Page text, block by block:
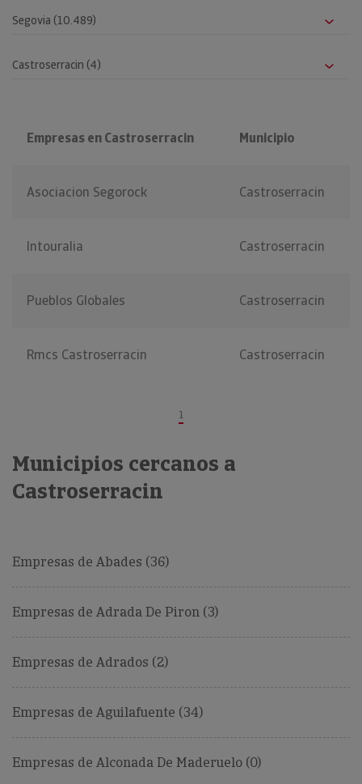
Empresas en Castroserracin Municipio
Asociacion Segorock Castroserracin
Intouralia Castroserracin
Pueblos Globales Castroserracin
Rmcs Castroserracin Castroserracin
1
Municipios cercanos a
Castroserracin
Empresas de Abades (36)
Empresas de Adrada De Piron (3)
Empresas de Adrados (2)
Empresas de Aguilafuente (34)
Empresas de Alconada De Maderuelo (0)